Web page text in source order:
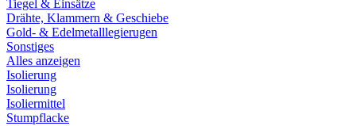
Tiegel & Einsätze
Drähte, Klammern & Geschiebe
Gold- & Edelmetalllegierugen
Sonstiges
Alles anzeigen
Isolierung
Isolierung
Isoliermittel
Stumpflacke